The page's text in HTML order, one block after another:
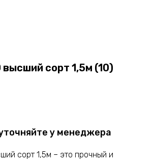
сорт 1,5м (10)
у менеджера
сорт 1,5м – это прочный и